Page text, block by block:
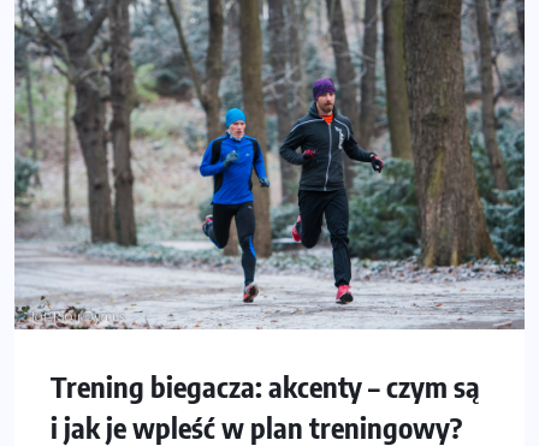
Trening biegacza: akcenty – czym są
i jak je wpleść w plan treningowy?